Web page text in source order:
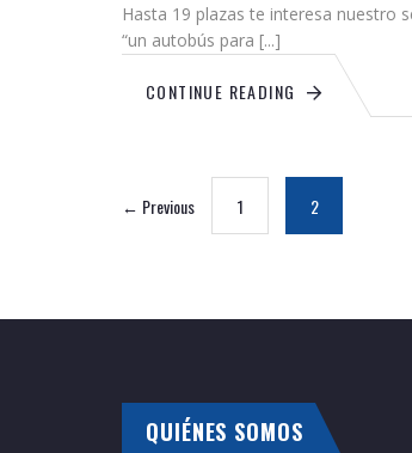
Hasta 19 plazas te interesa nuestro
“un autobús para [...]
CONTINUE READING
← Previous 1 2
QUIÉNES SOMOS